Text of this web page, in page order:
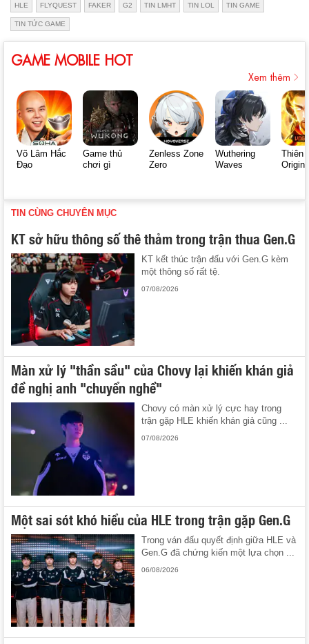
HLE FLYQUEST FAKER G2 TIN LMHT TIN LOL TIN GAME
TIN TỨC GAME
GAME MOBILE HOT
Xem thêm
Võ Lâm Hắc
Đạo
Game thủ
chơi gì
Zenless Zone
Zero
Wuthering
Waves
Thiên
Origin
TIN CÙNG CHUYÊN MỤC
KT sở hữu thông số thê thảm trong trận thua Gen.G
KT kết thúc trận đấu với Gen.G kèm
một thông số rất tệ.
07/08/2026
Màn xử lý "thần sầu" của Chovy lại khiến khán giả
đề nghị anh "chuyển nghề"
Chovy có màn xử lý cực hay trong
trận gặp HLE khiến khán giả cũng ...
07/08/2026
Một sai sót khó hiểu của HLE trong trận gặp Gen.G
Trong ván đấu quyết định giữa HLE và
Gen.G đã chứng kiến một lựa chọn ...
06/08/2026